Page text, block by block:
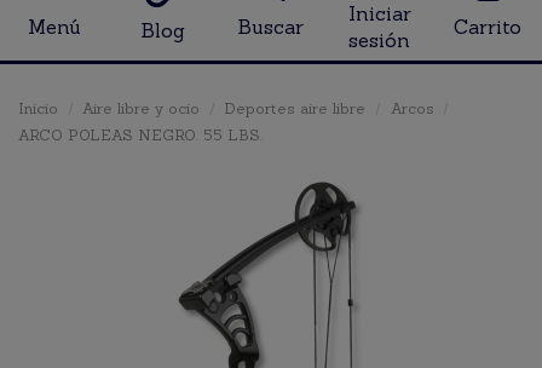
Menú Blog Buscar
Iniciar
sesión
Carrito
Inicio Aire libre y ocio Deportes aire libre
Arcos
ARCO POLEAS NEGRO. 55 LBS.